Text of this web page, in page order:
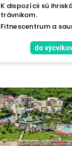
K dispozícii sú
trávnikom.
Fitnescentrum a
do